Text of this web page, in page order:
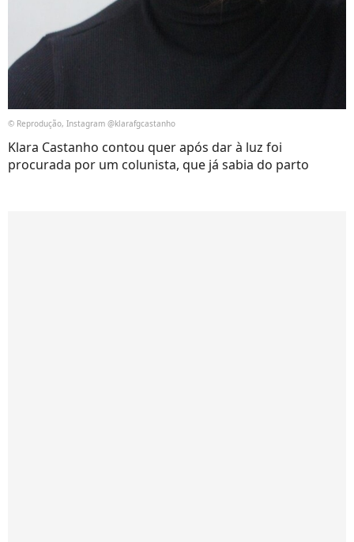
© Reprodução, Instagram @klarafgcastanho
Klara Castanho contou quer após dar à luz foi
procurada por um colunista, que já sabia do parto